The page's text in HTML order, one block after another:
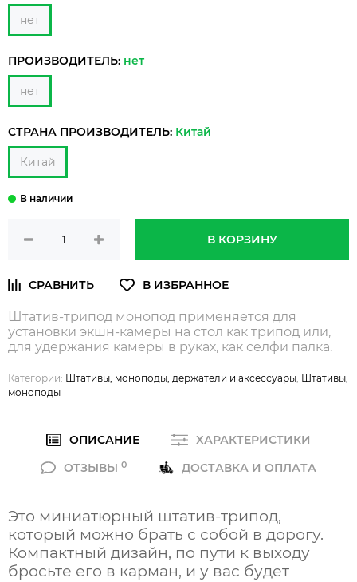
нет
ПРОИЗВОДИТЕЛЬ: нет
нет
СТРАНА ПРОИЗВОДИТЕЛЬ: Китай
Китай
В КОРЗИНУ
Штатив-трипод монопод применяется для
установки экшн-камеры на стол как трипод или,
для удержания камеры в руках, как селфи палка.
Категории: Штативы, моноподы, держатели и аксессуары Штативы,
моноподы
ОПИСАНИЕ
ХАРАКТЕРИСТИКИ
ОТЗЫВЫ 0 ДОСТАВКА И ОПЛАТА
Это миниатюрный штатив-трипод,
который можно брать с собой в дорогу.
Компактный дизайн, по пути к выходу
бросьте его в карман, и у вас будет